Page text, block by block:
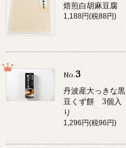
焙煎白胡麻豆腐
1,188円(税88円)
No.3
丹波産大っきな黒
豆くず餅 3個入
り
1,296円(税96円)